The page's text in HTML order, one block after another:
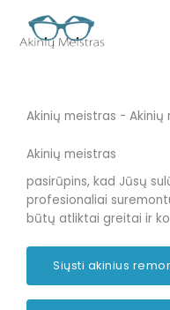
turinio
Akinių meistras -
Akinių meistras
pasirūpins, kad Jūsų
profesionaliai
būtų atliktai greitai ir
Siųsti akinius